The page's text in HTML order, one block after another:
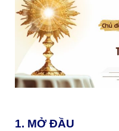
1. MỞ ĐẦU